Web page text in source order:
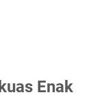
Enak